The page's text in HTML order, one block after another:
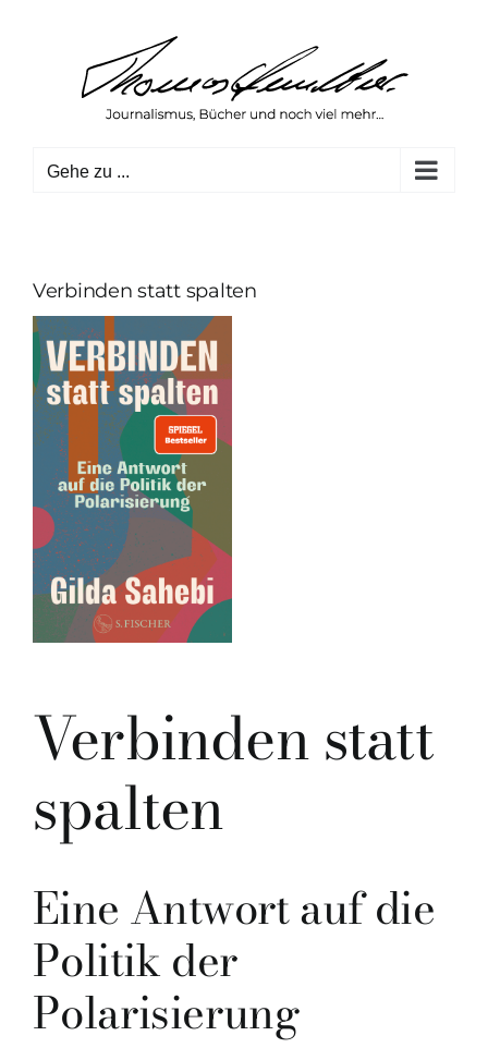
springen
Gehe zu ...
Verbinden statt spalten
Verbinden statt
spalten
Eine Antwort auf die
Politik der
Polarisierung